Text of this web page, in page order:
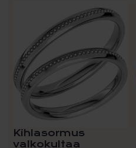
Kihlasormus
valkokultaa